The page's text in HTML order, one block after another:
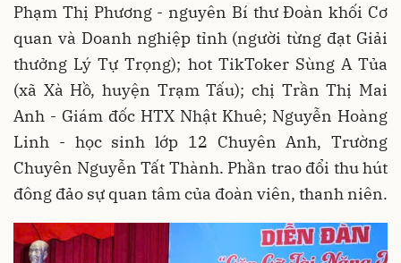
Phạm Thị Phương - nguyên Bí thư Đoàn khối Cơ
quan và Doanh nghiệp tỉnh (người từng đạt Giải
thưởng Lý Tự Trọng); hot TikToker Sùng A Tủa
(xã Xà Hồ, huyện Trạm Tấu); chị Trần Thị Mai
Anh - Giám đốc HTX Nhật Khuê; Nguyễn Hoàng
Linh - học sinh lớp 12 Chuyên Anh, Trường
Chuyên Nguyễn Tất Thành. Phần trao đổi thu hút
đông đảo sự quan tâm của đoàn viên, thanh niên.